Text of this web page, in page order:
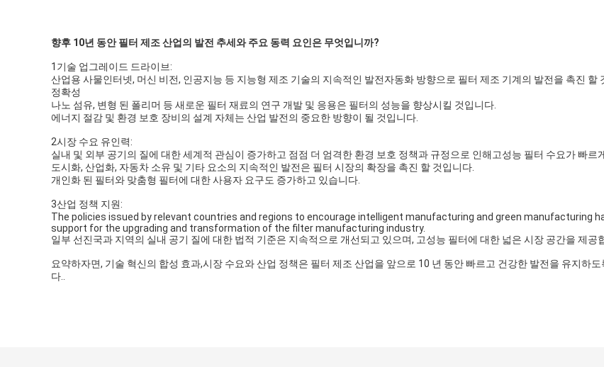
향후 10년 동안 필터 제조 산업의 발전 추세와 주요 동력 요인은 무엇입니까?
1기술 업그레이드 드라이브:
산업용 사물인터넷, 머신 비전, 인공지능 등 지능형 제조 기술의 지속적인 발전자동화 방향으로 필터 제조 기계의 발전을 촉진 할
정확성
나노 섬유, 변형 된 폴리머 등 새로운 필터 재료의 연구 개발 및 응용은 필터의 성능을 향상시킬 것입니다.
에너지 절감 및 환경 보호 장비의 설계 자체는 산업 발전의 중요한 방향이 될 것입니다.
2시장 수요 유인력:
실내 및 외부 공기의 질에 대한 세계적 관심이 증가하고 점점 더 엄격한 환경 보호 정책과 규정으로 인해고성능 필터 수요가 빠르
도시화, 산업화, 자동차 소유 및 기타 요소의 지속적인 발전은 필터 시장의 확장을 촉진 할 것입니다.
개인화 된 필터와 맞춤형 필터에 대한 사용자 요구도 증가하고 있습니다.
3산업 정책 지원:
The policies issued by relevant countries and regions to encourage intelligent manufacturing and green manufacturing
support for the upgrading and transformation of the filter manufacturing industry.
일부 선진국과 지역의 실내 공기 질에 대한 법적 기준은 지속적으로 개선되고 있으며, 고성능 필터에 대한 넓은 시장 공간을 제공
요약하자면, 기술 혁신의 합성 효과,시장 수요와 산업 정책은 필터 제조 산업을 앞으로 10 년 동안 빠르고 건강한 발전을 유지하도
다..